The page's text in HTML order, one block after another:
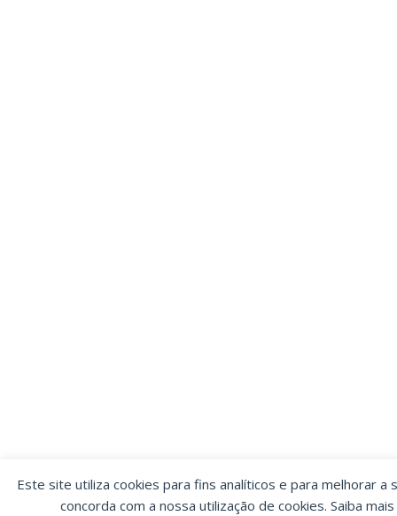
Este site utiliza cookies para fins analíticos e para melhorar a
concorda com a nossa utilização de cookies. Saiba